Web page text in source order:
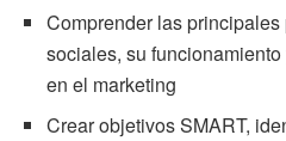
Comprender las
sociales, su
en el marketing
Crear objetivos SMART,